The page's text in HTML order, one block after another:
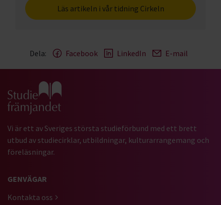
Läs artikeln i vår tidning Cirkeln
Dela: Facebook LinkedIn E-mail
Gå till studiefrämjandets startsida
Vi är ett av Sveriges största studieförbund med ett brett
utbud av studiecirklar, utbildningar, kulturarrangemang och
föreläsningar.
GENVÄGAR
Kontakta oss